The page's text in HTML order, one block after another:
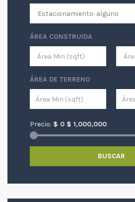
ÁREA CONSTRUIDA
ÁREA DE TERRENO
Precio: $ 0 $ 1,000,000
BUSCAR